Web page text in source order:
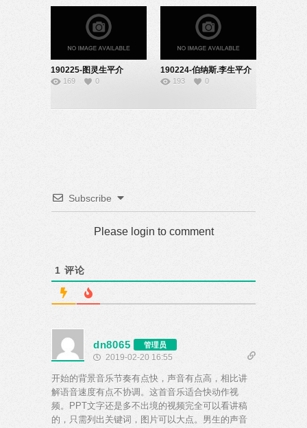
190225-图灵生平介
绍-22161913
169 0
190224-伯纳斯.李生平介
绍-22161910
193 0
Subscribe
Please login to comment
1 评论
dn8065 管理员
2019-02-20 16:55
开始的背景音乐节奏有点快，声音有点高，相比讲
解语音速度有点不协调。这首音乐适合快动作视
频。PPT文字还是多不出境的视频完全可以看讲稿
的，只需列出关键词，图片可以大点。男生的声音